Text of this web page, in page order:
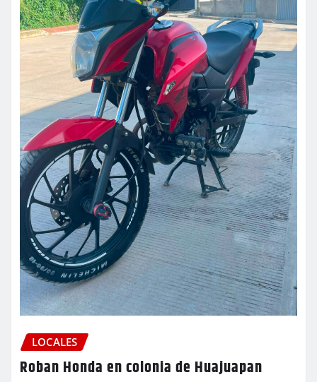
LOCALES
Roban Honda en colonia de Huajuapan